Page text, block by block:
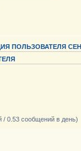
ПОЛЬЗОВАТЕЛЯ
/ 0.53 сообщений в день)